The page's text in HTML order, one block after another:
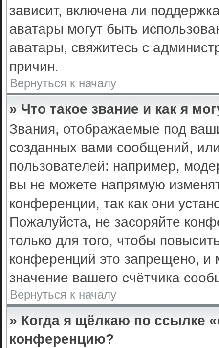
зависит, включена ли
аватары могут быть
аватары, свяжитесь с
причин.
Вернуться к началу
» Что такое звание и как я
Звания, отображаемые под
созданных вами сообщений,
пользователей: например,
вы не можете напрямую
конференции, так как они
Пожалуйста, не засоряйте
только для того, чтобы
конференций это запрещено, и
значение вашего счётчика
Вернуться к началу
» Когда я щёлкаю по ссылке
конференцию?